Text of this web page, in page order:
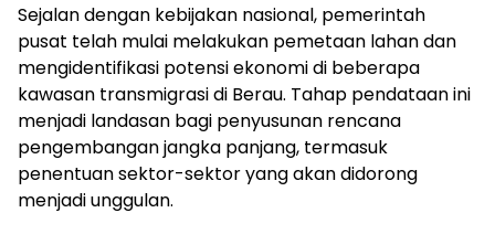
Sejalan dengan kebijakan nasional, pemerintah
pusat telah mulai melakukan pemetaan lahan dan
mengidentifikasi potensi ekonomi di beberapa
kawasan transmigrasi di Berau. Tahap pendataan ini
menjadi landasan bagi penyusunan rencana
pengembangan jangka panjang, termasuk
penentuan sektor-sektor yang akan didorong
menjadi unggulan.